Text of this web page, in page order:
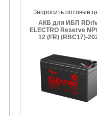
Запросить оптовые
АКБ для ИБП
ELECTRO Reserve
12 (FR) (RBC17)-